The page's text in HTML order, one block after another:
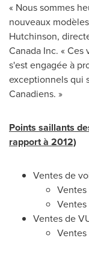
« Nous sommes
nouveaux
Hutchinson,
Canada Inc. «
s'est engagée à
exceptionnels qui
Canadiens. »
Points saillants
rapport à 2012)
Ventes de
Ventes
Ventes
Ventes de
Ventes